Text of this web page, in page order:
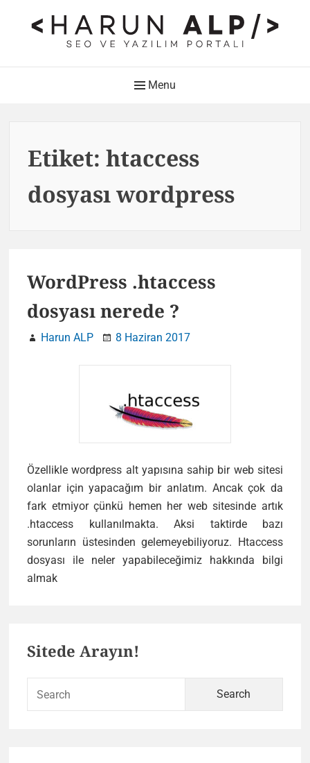
HARUN ALP Kişisel Blog –
SEO ve Yazılım Portalı
Menu
Etiket: htaccess
dosyası wordpress
WordPress .htaccess
dosyası nerede ?
Harun ALP 8 Haziran 2017
Özellikle wordpress alt yapısına sahip bir web sitesi
olanlar için yapacağım bir anlatım. Ancak çok da
fark etmiyor çünkü hemen her web sitesinde artık
.htaccess kullanılmakta. Aksi taktirde bazı
sorunların üstesinden gelemeyebiliyoruz. Htaccess
dosyası ile neler yapabileceğimiz hakkında bilgi
almak
?
Sitede Arayın!